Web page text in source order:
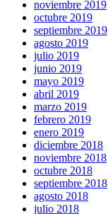
noviembre 2019
octubre 2019
septiembre 2019
agosto 2019
julio 2019
junio 2019
mayo 2019
abril 2019
marzo 2019
febrero 2019
enero 2019
diciembre 2018
noviembre 2018
octubre 2018
septiembre 2018
agosto 2018
julio 2018